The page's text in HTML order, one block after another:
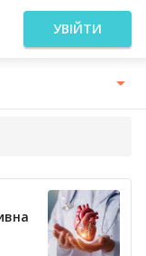
УВІЙТИ